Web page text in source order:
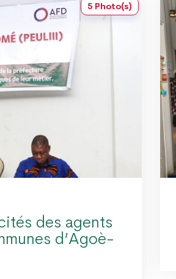
5 Photo(s)
des agents
d’Agoè-